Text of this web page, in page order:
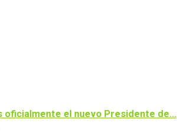
oficialmente el nuevo Presidente de…